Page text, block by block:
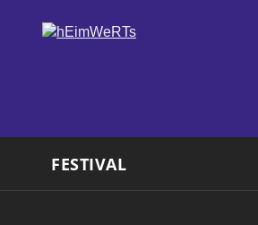
FESTIVAL